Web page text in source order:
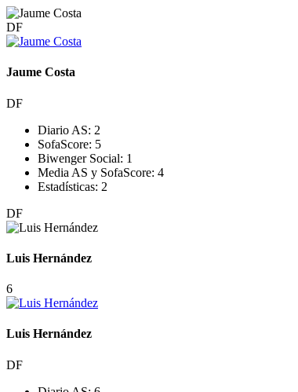
DF
Jaume Costa
DF
Diario AS: 2
SofaScore: 5
Biwenger Social: 1
Media AS y SofaScore: 4
Estadísticas: 2
DF
Luis Hernández
6
Luis Hernández
DF